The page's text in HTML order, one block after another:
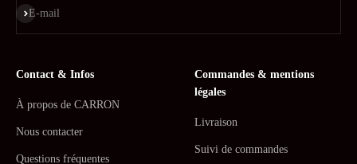
E-mail
S'inscrire
Contact & Infos
À propos de CARRON
Nous contacter
Questions fréquentes
Commandes & mentions
légales
Livraison
Suivi de commandes